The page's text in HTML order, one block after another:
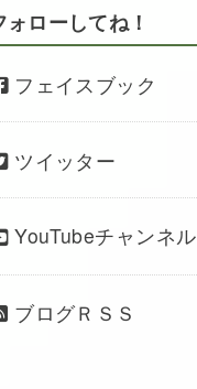
ォローしてね！
フェイスブック
ツイッター
YouTubeチャンネル
ブログＲＳＳ